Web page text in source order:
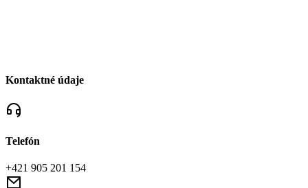
Kontaktné údaje
Telefón
+421 905 201 154